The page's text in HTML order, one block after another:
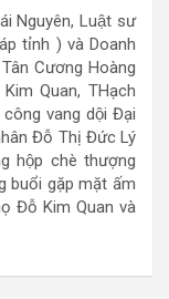
Nguyên, Luật sư
tỉnh ) và Doanh
Cương Hoàng
Quan, THạch
vang dội Đại
Đỗ Thị Đức Lý
hộp chè thượng
buổi gặp mặt ấm
Đỗ Kim Quan và